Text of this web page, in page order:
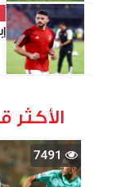
الأكثر
7491